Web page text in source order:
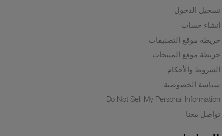
تسجيل الدخول
إنشاء حساب
خريطة موقع التصنيفات
خريطة موقع المنتجات
الشروط والأحكام
سياسة الخصوصية
Do Not Sell My Personal Information
تواصل معنا